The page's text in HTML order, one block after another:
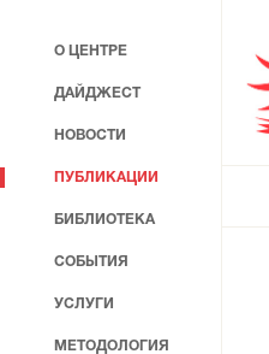
О ЦЕНТРЕ
ДАЙДЖЕСТ
НОВОСТИ
ПУБЛИКАЦИИ
БИБЛИОТЕКА
СОБЫТИЯ
УСЛУГИ
МЕТОДОЛОГИЯ